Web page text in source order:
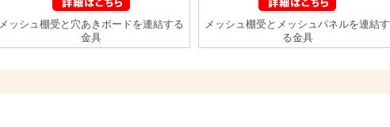
メッシュ棚受と穴あきボードを連結する
金具
メッシュ棚受とメッシュパネルを連結す
る金具